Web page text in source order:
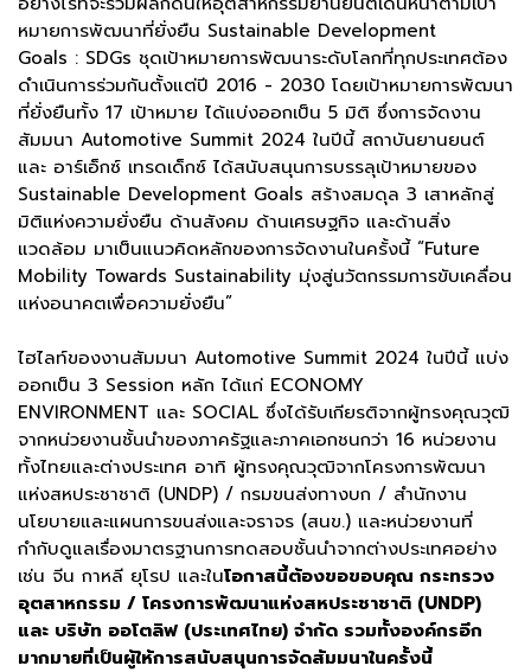
หมายการพัฒนาที่ยั่งยืน Sustainable Development
Goals : SDGs ชุดเป้าหมายการพัฒนาระดับโลกที่ทุกประเทศต้อง
ดำเนินการร่วมกันตั้งแต่ปี 2016 - 2030 โดยเป้าหมายการพัฒนา
ที่ยั่งยืนทั้ง 17 เป้าหมาย ได้แบ่งออกเป็น 5 มิติ ซึ่งการจัดงาน
สัมมนา Automotive Summit 2024 ในปีนี้ สถาบันยานยนต์
และ อาร์เอ็กซ์ เทรดเด็กซ์ ได้สนับสนุนการบรรลุเป้าหมายของ
Sustainable Development Goals สร้างสมดุล 3 เสาหลักสู่
มิติแห่งความยั่งยืน ด้านสังคม ด้านเศรษฐกิจ และด้านสิ่ง
แวดล้อม มาเป็นแนวคิดหลักของการจัดงานในครั้งนี้ “Future
Mobility Towards Sustainability มุ่งสู่นวัตกรรมการขับเคลื่อน
แห่งอนาคตเพื่อความยั่งยืน”
ไฮไลท์ของงานสัมมนา Automotive Summit 2024 ในปีนี้ แบ่ง
ออกเป็น 3 Session หลัก ได้แก่ ECONOMY
ENVIRONMENT และ SOCIAL ซึ่งได้รับเกียรติจากผู้ทรงคุณวุฒิ
จากหน่วยงานชั้นนำของภาครัฐและภาคเอกชนกว่า 16 หน่วยงาน
ทั้งไทยและต่างประเทศ อาทิ ผู้ทรงคุณวุฒิจากโครงการพัฒนา
แห่งสหประชาชาติ (UNDP) / กรมขนส่งทางบก / สำนักงาน
นโยบายและแผนการขนส่งและจราจร (สนข.) และหน่วยงานที่
กำกับดูแลเรื่องมาตรฐานการทดสอบชั้นนำจากต่างประเทศอย่าง
เช่น จีน กาหลี ยุโรป และในโอกาสนี้ต้องขอขอบคุณ กระทรวง
อุตสาหกรรม / โครงการพัฒนาแห่งสหประชาชาติ (UNDP)
และ บริษัท ออโตลิฟ (ประเทศไทย) จำกัด รวมทั้งองค์กรอีก
มากมายที่เป็นผู้ให้การสนับสนุนการจัดสัมมนาในครั้งนี้